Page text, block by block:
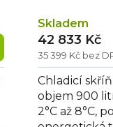
Skladem
35 399 Kč bez
42 833 Kč
Chladicí
objem 900
2°C až 8°C,